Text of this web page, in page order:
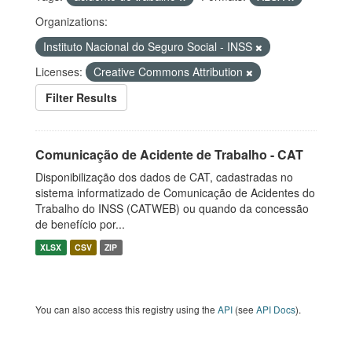
Organizations:
Instituto Nacional do Seguro Social - INSS
Licenses:
Creative Commons Attribution
Filter Results
Comunicação de Acidente de Trabalho - CAT
Disponibilização dos dados de CAT, cadastradas no
sistema informatizado de Comunicação de Acidentes do
Trabalho do INSS (CATWEB) ou quando da concessão
de benefício por...
XLSX CSV ZIP
You can also access this registry using the API (see API Docs).